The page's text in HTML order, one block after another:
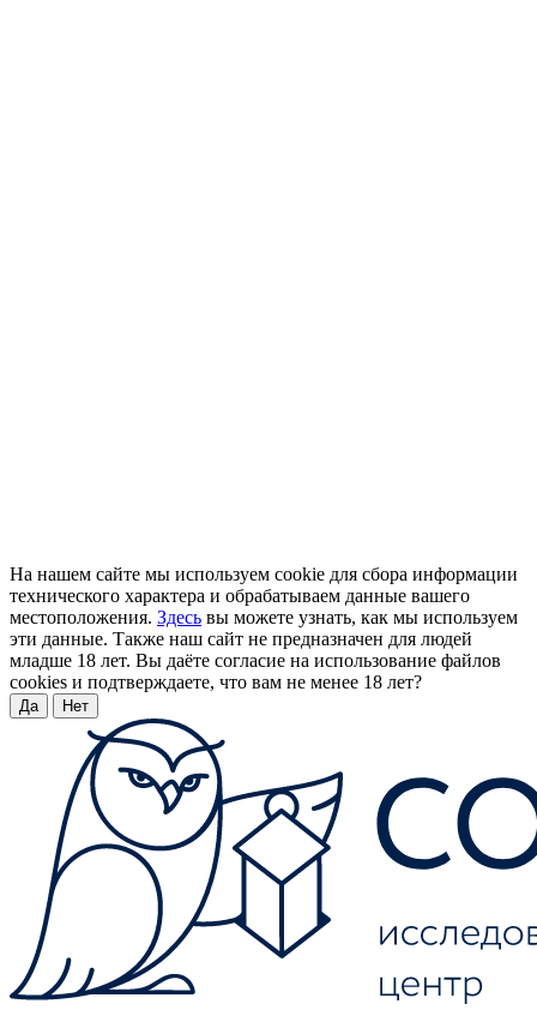
На нашем сайте мы используем cookie для сбора информации
технического характера и обрабатываем данные вашего
местоположения. Здесь вы можете узнать, как мы используем
эти данные. Также наш сайт не предназначен для людей
младше 18 лет. Вы даёте согласие на использование файлов
cookies и подтверждаете, что вам не менее 18 лет?
Да Нет